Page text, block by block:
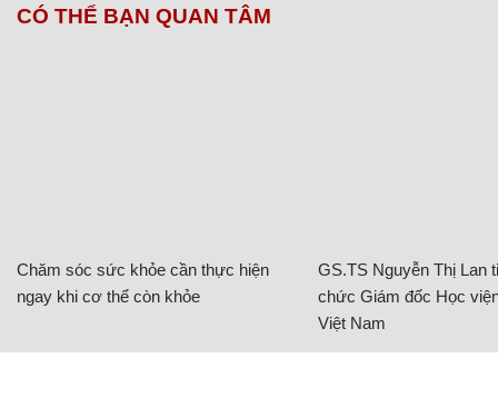
CÓ THỂ BẠN QUAN TÂM
Chăm sóc sức khỏe cần thực hiện
ngay khi cơ thể còn khỏe
GS.TS Nguyễn Thị Lan
chức Giám đốc Học
Việt Nam